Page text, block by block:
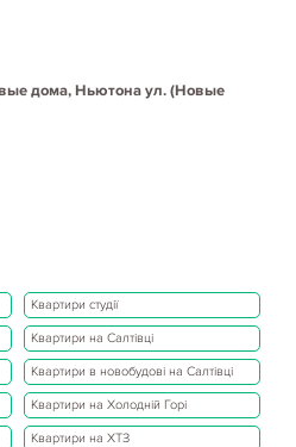
дома, Ньютона ул. (Новые
Квартири студії
Квартири на Салтівці
Квартири в новобудові на Салтівці
Квартири на Холодній Горі
Квартири на ХТЗ